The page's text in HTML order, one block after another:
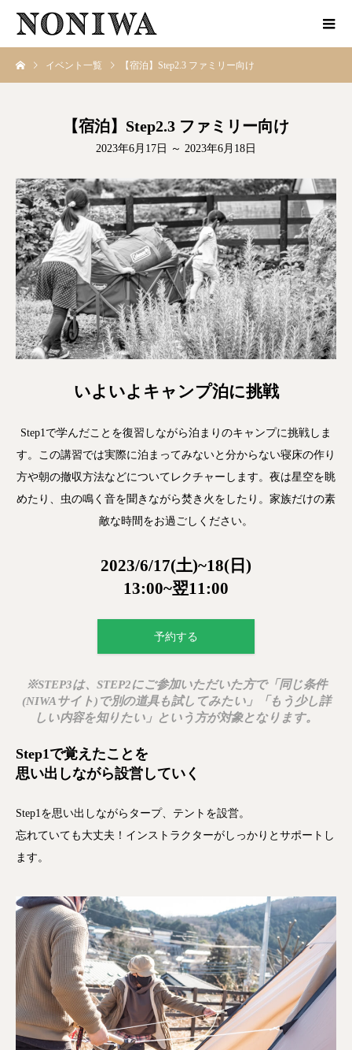
イベント一覧 【宿泊】Step2.3 ファミリー向け
【宿泊】Step2.3 ファミリー向け
2023年6月17日 ～ 2023年6月18日
いよいよキャンプ泊に挑戦
Step1で学んだことを復習しながら泊まりのキャンプに挑戦しま
す。この講習では実際に泊まってみないと分からない寝床の作り
方や朝の撤収方法などについてレクチャーします。夜は星空を眺
めたり、虫の鳴く音を聞きながら焚き火をしたり。家族だけの素
敵な時間をお過ごしください。
2023/6/17(土)~18(日)
13:00~翌11:00
予約する
※STEP3は、STEP2にご参加いただいた方で「同じ条件
(NIWAサイト)で別の道具も試してみたい」「もう少し詳
しい内容を知りたい」という方が対象となります。
Step1で覚えたことを
思い出しながら設営していく
Step1を思い出しながらタープ、テントを設営。
忘れていても大丈夫！インストラクターがしっかりとサポートし
ます。